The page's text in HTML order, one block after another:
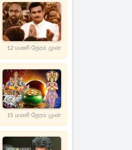
12 மணி நேரம் முன்
15 மணி நேரம் முன்